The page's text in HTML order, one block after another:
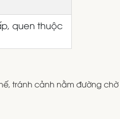
quen thuộc
tránh cảnh nằm đường chờ